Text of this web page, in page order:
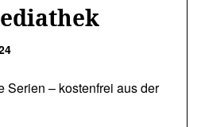
Serien – kostenfrei aus der